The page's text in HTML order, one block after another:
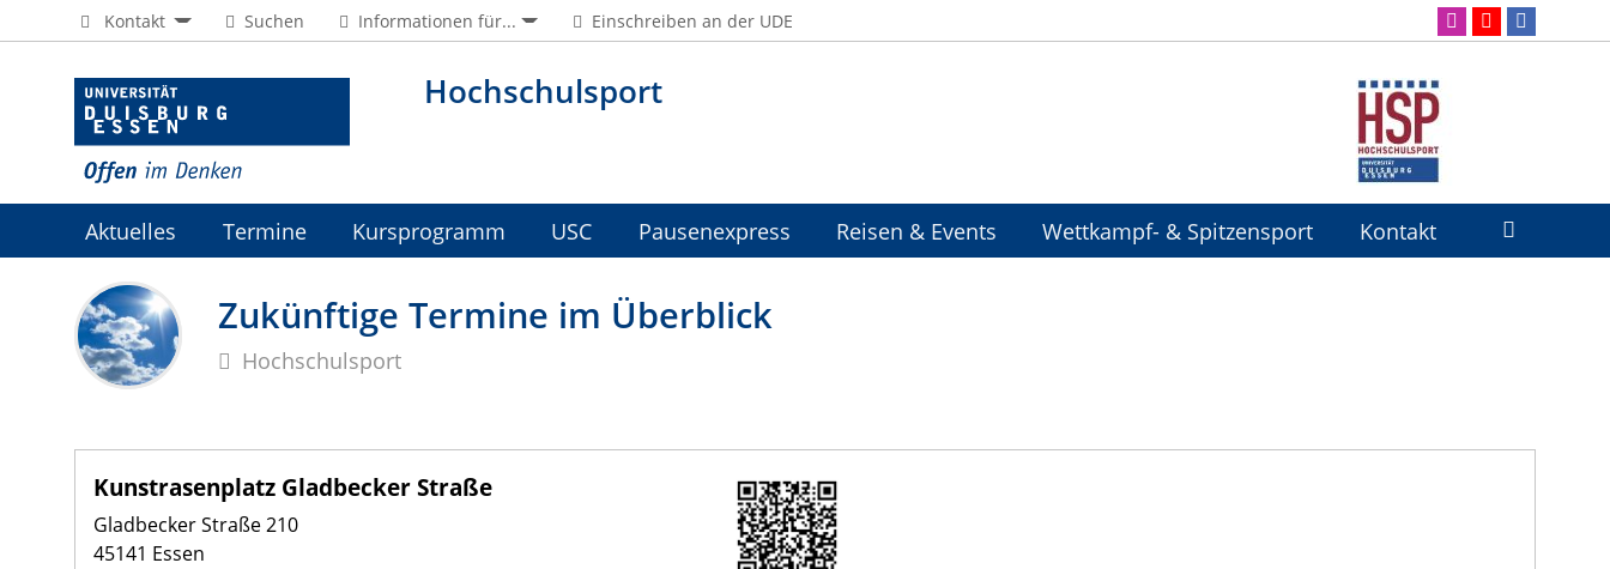
Hochschulsport
Kontakt Suchen Informationen für... Einschreiben an der UDE
Aktuelles Termine Kursprogramm USC Pausenexpress Reisen & Events Wettkampf- & Spitzensport
Kontakt
Jobs
Zukünftige Termine im Überblick
Hochschulsport
Kunstrasenplatz Gladbecker Straße
Gladbecker Straße 210
45141 Essen